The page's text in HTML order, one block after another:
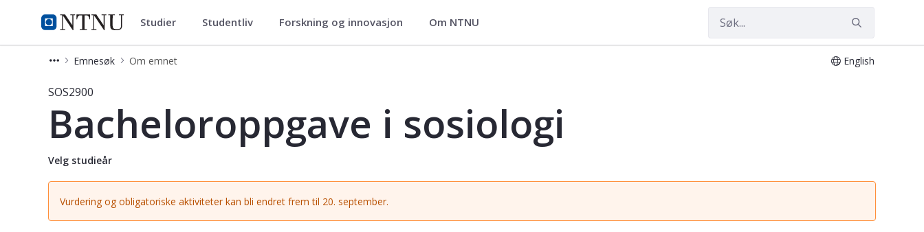
NTNU Hjemmeside
Studier Studier Studentliv Forskning og innovasjon Om NTNU
Emnesøk Om emnet English
Emne - Bacheloroppgave i sosiologi - SOS2900
SOS2900
Bacheloroppgave i sosiologi
Velg studieår
Vurdering og obligatoriske aktiviteter kan bli endret frem til 20. september.